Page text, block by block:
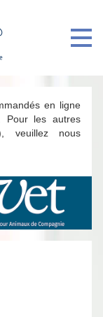
en ligne
Pour les autres
veuillez nous